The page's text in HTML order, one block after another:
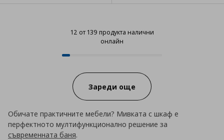
12 от 139 продукта налични
онлайн
12 от 139 продукта налични
Progress:
Зареди още
Обичате практичните мебели? Мивката с шкаф е
перфектното мултифункционално решение за
съвременната баня.